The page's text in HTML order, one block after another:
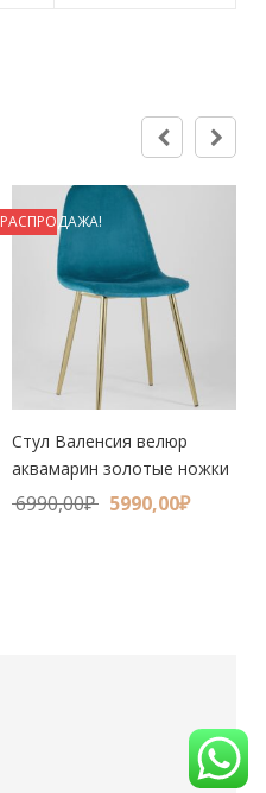
РАСПРОДАЖА!
Стул Валенсия велюр
аквамарин золотые ножки
6990,00₽ 5990,00₽